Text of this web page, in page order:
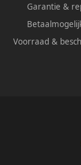
Garantie &
Voorraad &